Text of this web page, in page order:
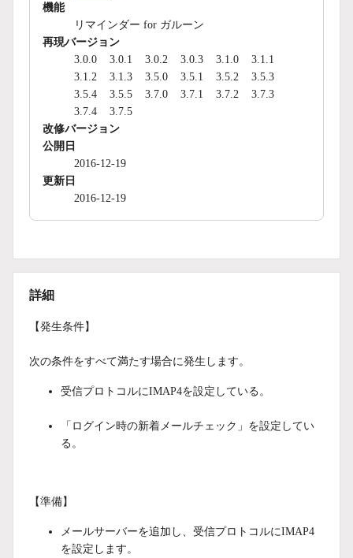
機能
リマインダー for ガルーン
再現バージョン
3.0.0
3.0.1 3.0.2 3.0.3 3.1.0
3.1.1
3.1.2
3.1.3 3.5.0 3.5.1 3.5.2
3.5.3
3.5.4
3.5.5 3.7.0 3.7.1 3.7.2
3.7.3
3.7.4
3.7.5
改修バージョン
公開日
2016-12-19
更新日
2016-12-19
詳細
【発生条件】
次の条件をすべて満たす場合に発生します。
受信プロトコルにIMAP4を設定している。
「ログイン時の新着メールチェック」を設定してい
る。
【準備】
メールサーバーを追加し、受信プロトコルにIMAP4
を設定します。